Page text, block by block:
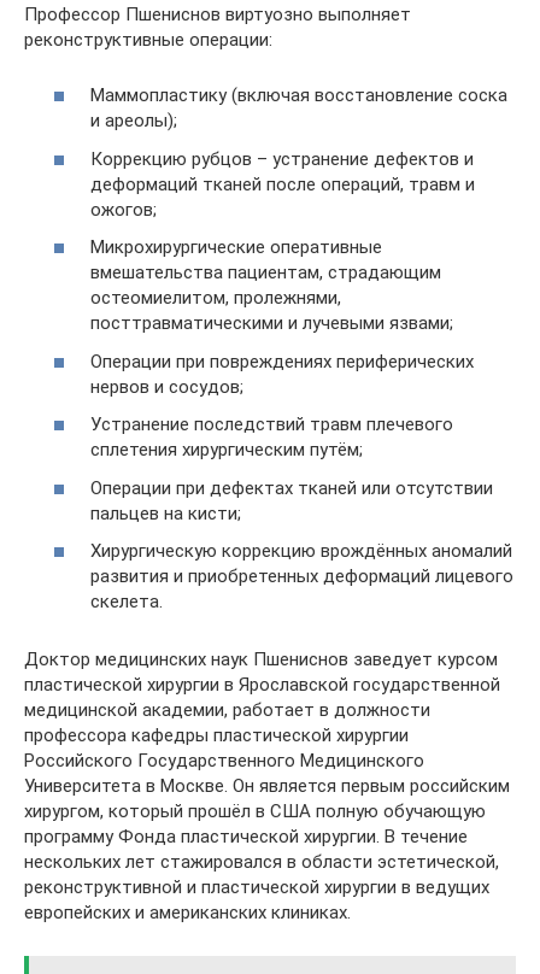
Профессор Пшениснов виртуозно выполняет
реконструктивные операции:
Маммопластику (включая восстановление соска
и ареолы);
Коррекцию рубцов – устранение дефектов и
деформаций тканей после операций, травм и
ожогов;
Микрохирургические оперативные
вмешательства пациентам, страдающим
остеомиелитом, пролежнями,
посттравматическими и лучевыми язвами;
Операции при повреждениях периферических
нервов и сосудов;
Устранение последствий травм плечевого
сплетения хирургическим путём;
Операции при дефектах тканей или отсутствии
пальцев на кисти;
Хирургическую коррекцию врождённых аномалий
развития и приобретенных деформаций лицевого
скелета.
Доктор медицинских наук Пшениснов заведует курсом
пластической хирургии в Ярославской государственной
медицинской академии, работает в должности
профессора кафедры пластической хирургии
Российского Государственного Медицинского
Университета в Москве. Он является первым российским
хирургом, который прошёл в США полную обучающую
программу Фонда пластической хирургии. В течение
нескольких лет стажировался в области эстетической,
реконструктивной и пластической хирургии в ведущих
европейских и американских клиниках.